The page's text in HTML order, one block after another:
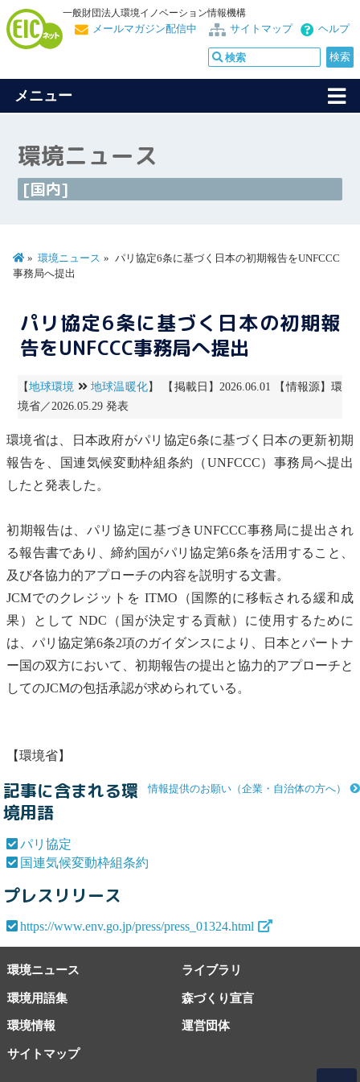
一般財団法人環境イノベーション情報機構
ヘルプ
サイトマップ
メールマガジン配信中
メニュー
環境ニュース
[国内]
環境ニュース
パリ協定6条に基づく日本の初期報告をUNFCCC
事務局へ提出
パリ協定6条に基づく日本の初期報
告をUNFCCC事務局へ提出
【地球環境 地球温暖化】 【掲載日】2026.06.01 【情報源】環
境省／2026.05.29 発表
環境省は、日本政府がパリ協定6条に基づく日本の更新初期
報告を、
国連気候変動枠組条約
（UNFCCC）事務局へ提出
したと発表した。
初期報告は、 パリ協定に基づきUNFCCC事務局に提出され
る報告書であり、締約国がパリ協定第6条を活用すること、
及び各協力的アプローチの内容を説明する文書。
JCMでのクレジットを ITMO（国際的に移転される緩和成
果）として NDC（国が決定する貢献）に使用するために
は、 パリ協定第6条2項のガイダンスにより、日本とパートナ
ー国の双方において、初期報告の提出と協力的アプローチと
してのJCMの包括承認が求められている。
【環境省】
情報提供のお願い（企業・自治体の方へ）
記事に含まれる環
境用語
パリ協定
国連気候変動枠組条約
プレスリリース
https://www.env.go.jp/press/press_01324.html
環境ニュース ライブラリ
環境用語集 森づくり宣言
環境情報
サイトマップ
運営団体